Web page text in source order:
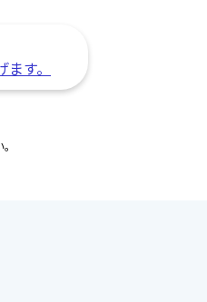
す。